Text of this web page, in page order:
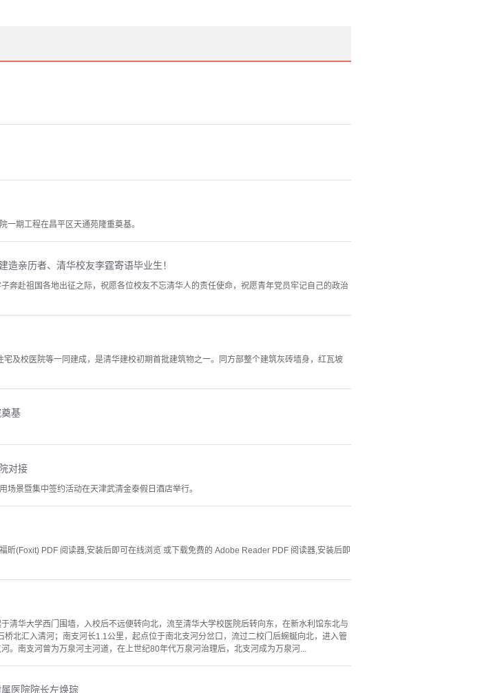
期工程在昌平区天通苑隆重奠基。
亲历者、清华校友李霆寄语毕业生！
奔赴祖国各地出征之际，祝愿各位校友不忘清华人的责任使命，祝愿青年党员牢记自己的政治
及校医院等一同建成，是清华建校初期首批建筑物之一。同方部整个建筑灰砖墙身，红瓦坡
基
对接
景暨集中签约活动在天津武清金泰假日酒店举行。
昕(Foxit) PDF 阅读器,安装后即可在线浏览 或下载免费的 Adobe Reader PDF 阅读器,安装后即
清华大学西门围墙，入校后不远便转向北，流至清华大学校医院后转向东，在新水利馆东北与
北汇入清河；南支河长1.1公里，起点位于南北支河分岔口，流过二校门后蜿蜒向北，进入管
。南支河曾为万泉河主河道，在上世纪80年代万泉河治理后，北支河成为万泉河...
医院院长左焕琮